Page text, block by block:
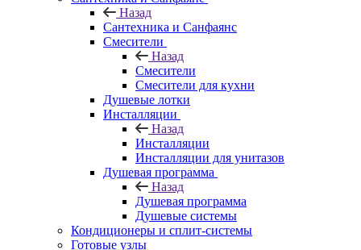
Назад
Сантехника и Санфаянс
Смесители
Назад
Смесители
Смесители для кухни
Душевые лотки
Инсталляции
Назад
Инсталляции
Инсталляции для унитазов
Душевая программа
Назад
Душевая программа
Душевые системы
Кондиционеры и сплит-системы
Готовые узлы